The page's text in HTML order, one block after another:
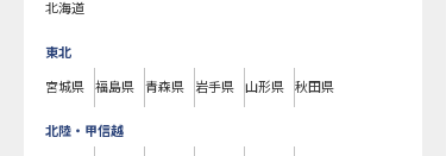
北海道
東北
宮城県 福島県 青森県 岩手県 山形県 秋田県
北陸・甲信越